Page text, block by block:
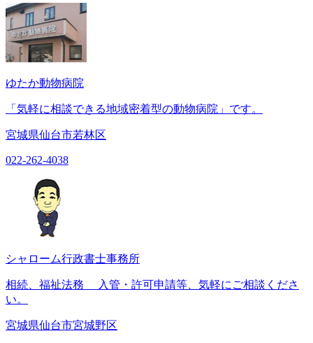
ゆたか動物病院
「気軽に相談できる地域密着型の動物病院」です。
宮城県仙台市若林区
022-262-4038
シャローム行政書士事務所
相続、福祉法務 入管・許可申請等、気軽にご相談くださ
い。
宮城県仙台市宮城野区